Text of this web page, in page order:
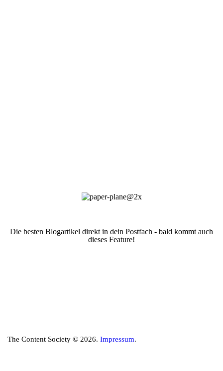
Die besten Blogartikel direkt in dein Postfach - bald kommt auch
dieses Feature!
The Content Society © 2026. Impressum.